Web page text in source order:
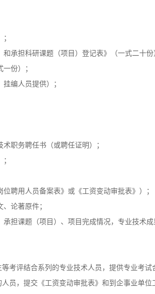
承担科研课题（项目）登记表》（一式二十份
份）；
编人员提供）；
职务聘任书（或聘任证明）；
聘用人员备案表》或《工资变动审批表》）；
论著原件；
担课题（项目）、项目完成情况，专业技术
考评结合系列的专业技术人员，提供专业考试
员，提交《工资变动审批表》和到企事业单位